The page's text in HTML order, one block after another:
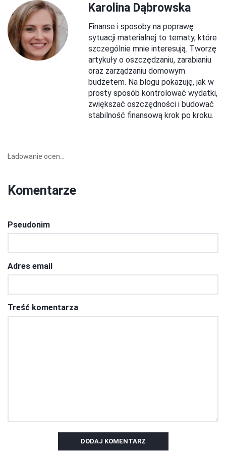
Karolina Dąbrowska
Finanse i sposoby na poprawę
sytuacji materialnej to tematy, które
szczególnie mnie interesują. Tworzę
artykuły o oszczędzaniu, zarabianiu
oraz zarządzaniu domowym
budżetem. Na blogu pokazuję, jak w
prosty sposób kontrolować wydatki,
zwiększać oszczędności i budować
stabilność finansową krok po kroku.
Ładowanie ocen...
Komentarze
Pseudonim
Adres email
Treść komentarza
DODAJ KOMENTARZ